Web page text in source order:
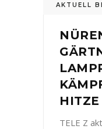
AKTUELL
HITZE
TELE Z